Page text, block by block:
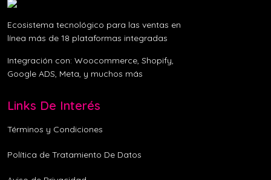
Ecosistema tecnológico para las ventas en
línea más de 18 plataformas integradas
Integración con: Woocommerce, Shopify,
Google ADS, Meta, y muchos más
Links De Interés
Términos y Condiciones
Política de Tratamiento De Datos